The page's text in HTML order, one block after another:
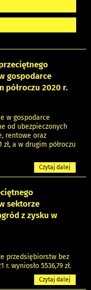
gospodarce
półroczu 2020 r.
w gospodarce
od ubezpieczonych
rentowe oraz
zł, a w drugim półroczu
Czytaj dalej
sektorze
z zysku w
przedsiębiorstw bez
wyniosło 5536,79 zł.
Czytaj dalej